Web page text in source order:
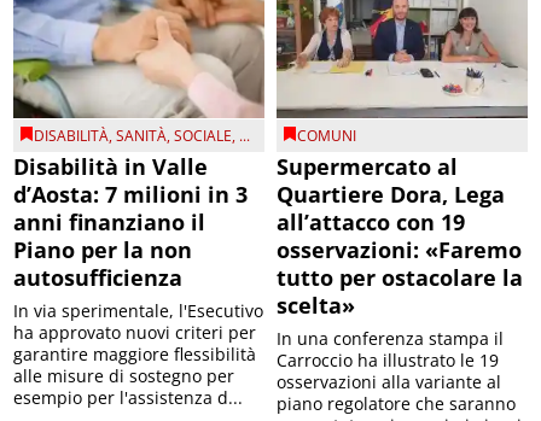
DISABILITÀ,SANITÀ,SOCIALE, ...
Disabilità in Valle
d’Aosta: 7 milioni in 3
anni finanziano il
Piano per la non
autosufficienza
In via sperimentale, l'Esecutivo
ha approvato nuovi criteri per
garantire maggiore flessibilità
alle misure di sostegno per
esempio per l'assistenza d...
COMUNI
Supermercato al
Quartiere Dora, Lega
all’attacco con 19
osservazioni: «Faremo
tutto per ostacolare la
scelta»
In una conferenza stampa il
Carroccio ha illustrato le 19
osservazioni alla variante al
piano regolatore che saranno